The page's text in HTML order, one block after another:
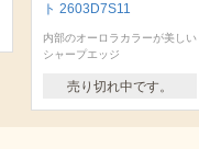
ト 2603D7S11
内部のオーロラカラーが美しい
シャープエッジ
売り切れ中です。